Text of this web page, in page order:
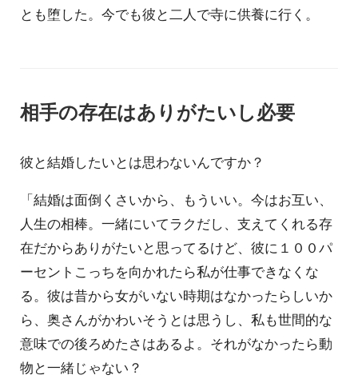
とも堕した。今でも彼と二人で寺に供養に行く。
相手の存在はありがたいし必要
彼と結婚したいとは思わないんですか？
「結婚は面倒くさいから、もういい。今はお互い、
人生の相棒。一緒にいてラクだし、支えてくれる存
在だからありがたいと思ってるけど、彼に１００パ
ーセントこっちを向かれたら私が仕事できなくな
る。彼は昔から女がいない時期はなかったらしいか
ら、奥さんがかわいそうとは思うし、私も世間的な
意味での後ろめたさはあるよ。それがなかったら動
物と一緒じゃない？